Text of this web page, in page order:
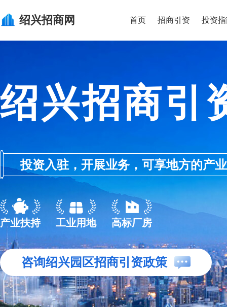
绍兴招商网 首页 招商引资 投资
绍兴招商引
投资入驻，开展业务，可享地方的产
产业扶持 工业用地 高标厂房
咨询绍兴园区招商引资政策